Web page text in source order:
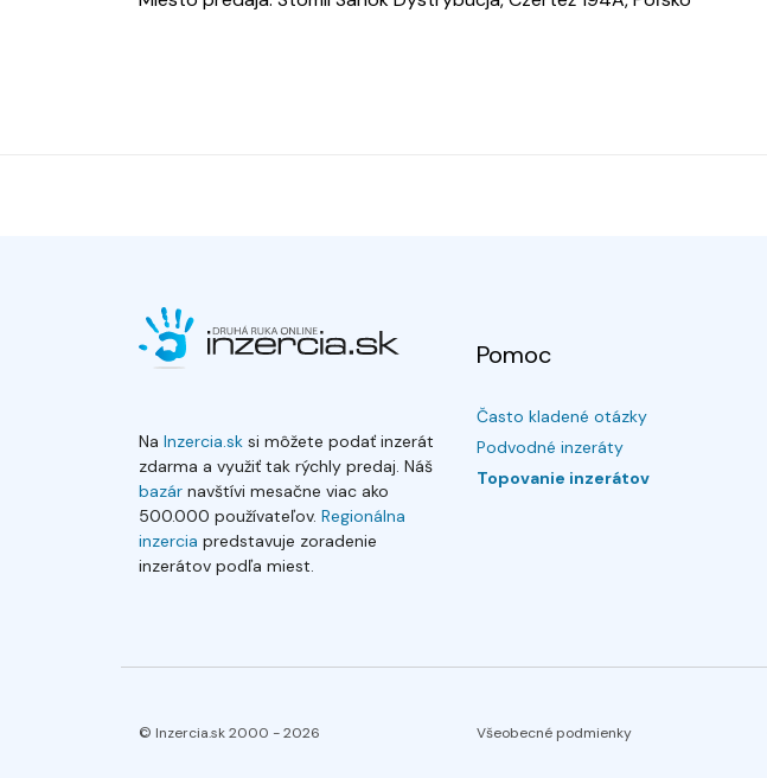
Na Inzercia.sk si môžete podať inzerát
zdarma a využiť tak rýchly predaj. Náš
bazár navštívi mesačne viac ako
500.000 používateľov. Regionálna
inzercia predstavuje zoradenie
inzerátov podľa miest.
Pomoc
Často kladené otázky
Podvodné inzeráty
Topovanie inzerátov
© Inzercia.sk 2000 -2026 Všeobecné podmienky